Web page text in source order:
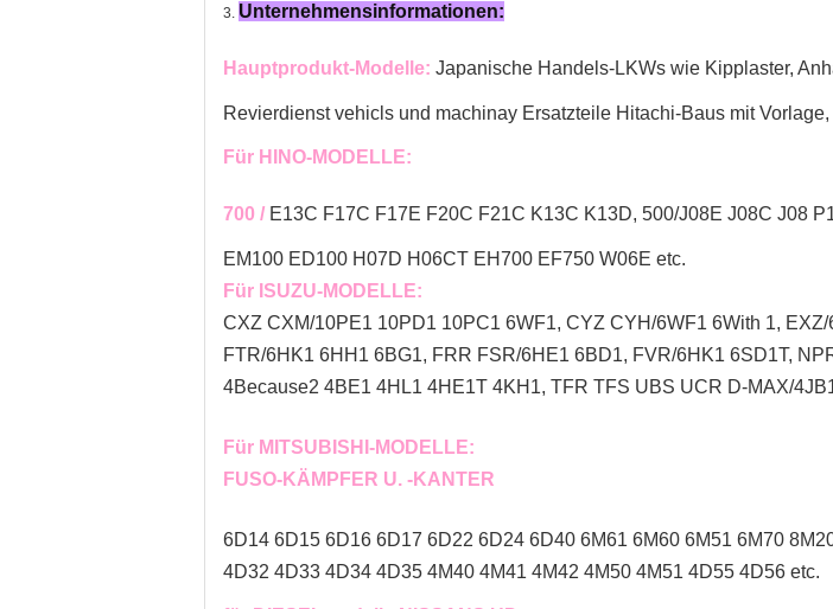
3. Unternehmensinformationen:
Hauptprodukt-Modelle: Japanische Handels-LKWs wie Kipplaster,
Revierdienst vehicls und machinay Ersatzteile Hitachi-Baus mit
Für HINO-MODELLE:
700 / E13C F17C F17E F20C F21C K13C K13D, 500/J08E J08C J08
EM100 ED100 H07D H06CT EH700 EF750 W06E etc.
Für ISUZU-MODELLE:
CXZ CXM/10PE1 10PD1 10PC1 6WF1, CYZ CYH/6WF1 6With 1, EXZ/
FTR/6HK1 6HH1 6BG1, FRR FSR/6HE1 6BD1, FVR/6HK1 6SD1T,
4Because2 4BE1 4HL1 4HE1T 4KH1, TFR TFS UBS UCR D-MAX/
Für MITSUBISHI-MODELLE:
FUSO-KÄMPFER U. -KANTER
6D14 6D15 6D16 6D17 6D22 6D24 6D40 6M61 6M60 6M51 6M70
4D32 4D33 4D34 4D35 4M40 4M41 4M42 4M50 4M51 4D55 4D56 etc.